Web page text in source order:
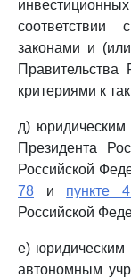
соответствии
законами и
критериями к
д)
Президента
Российской
78 и пункте
Российской
е)
автономным